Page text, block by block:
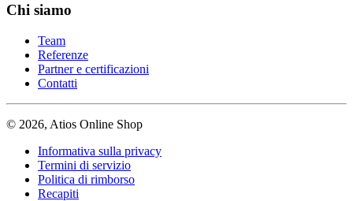
Chi siamo
Team
Referenze
Partner e certificazioni
Contatti
© 2026, Atios Online Shop
Informativa sulla privacy
Termini di servizio
Politica di rimborso
Recapiti